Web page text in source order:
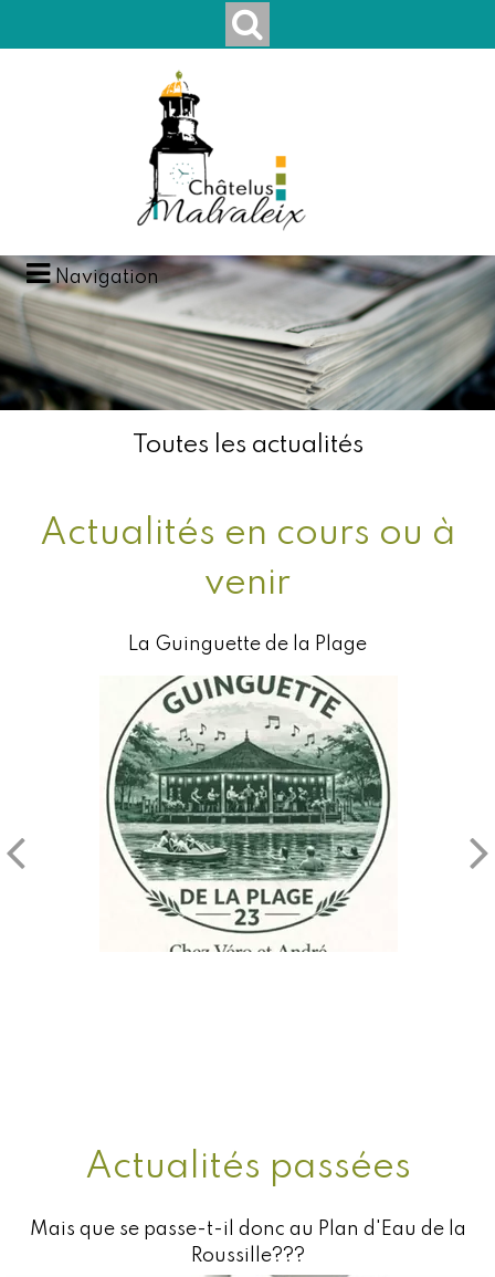
Navigation
Toutes les actualités
Actualités en cours ou à
venir
Installation d'une praticienne en réflexologie
au Pôle santé
Actualités passées
Mais que se passe-t-il donc au Plan d'Eau de la
Roussille???